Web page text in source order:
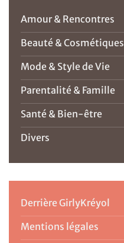
Amour & Rencontres
Beauté & Cosmétiques
Mode & Style de Vie
Parentalité & Famille
Santé & Bien-être
Divers
Derrière GirlyKréyol
Mentions légales